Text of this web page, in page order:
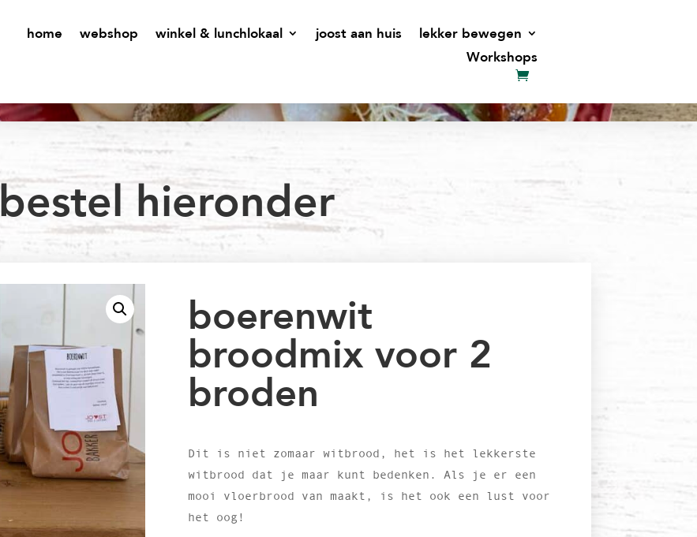
home webshop winkel & lunchlokaal joost aan huis
lekker bewegen
Workshops
bestel hieronder
boerenwit
broodmix voor 2
broden
Dit is niet zomaar witbrood, het is het lekkerste
witbrood dat je maar kunt bedenken. Als je er een
mooi vloerbrood van maakt, is het ook een lust voor
het oog!